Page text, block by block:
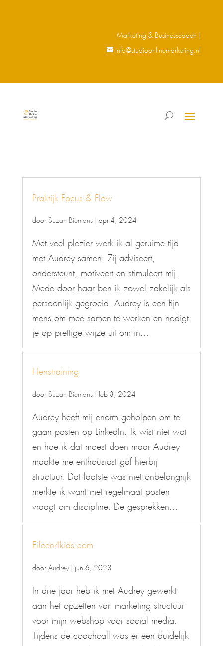
Marketing & Businesscoach |
info@studioonlinemarketing.nl
Praktijk Focus & Flow
Suzan Biemans apr 4, 2024
Met veel plezier werk ik al geruime tijd
met Audrey samen. Zij adviseert,
ondersteunt, motiveert en stimuleert mij.
Mede door haar ben ik zowel zakelijk als
persoonlijk gegroeid. Audrey is een fijn
mens om mee samen te werken en nodigt
je op prettige wijze uit om in...
Henstraining
Suzan Biemans feb 8, 2024
Audrey heeft mij enorm geholpen om te
gaan posten op LinkedIn. Ik wist niet wat
en hoe ik dat moest doen maar Audrey
maakte me enthousiast gaf hierbij
structuur. Dat laatste was niet onbelangrijk
merkte ik want met regelmaat posten
vraagt om discipline. De gesprekken...
Eileen4kids.com
Audrey jun 6, 2023
In drie jaar heb ik met Audrey gewerkt
aan het opzetten van marketing structuur
voor mijn webshop voor social media.
Tijdens de coachcall was er een duidelijk